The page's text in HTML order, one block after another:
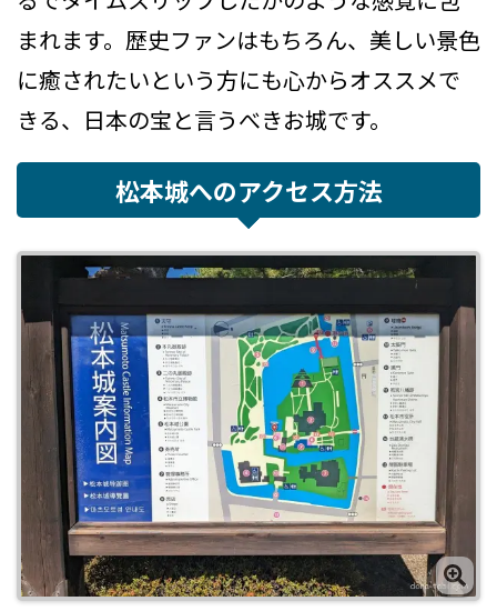
まれます。歴史ファンはもちろん、美しい景色
に癒されたいという方にも心からオススメで
きる、日本の宝と言うべきお城です。
松本城へのアクセス方法